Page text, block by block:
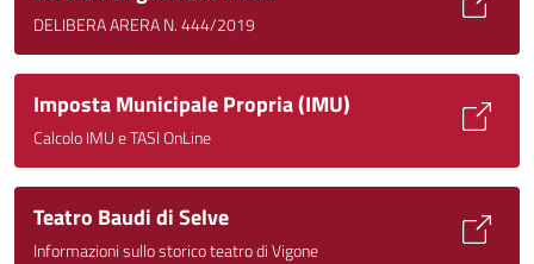
DELIBERA ARERA N. 444/2019
Imposta Municipale Propria (IMU)
Calcolo IMU e TASI OnLine
Teatro Baudi di Selve
Informazioni sullo storico teatro di Vigone